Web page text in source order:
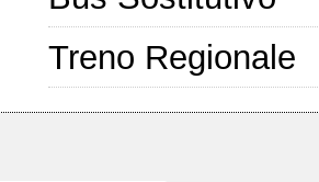
Treno Regionale